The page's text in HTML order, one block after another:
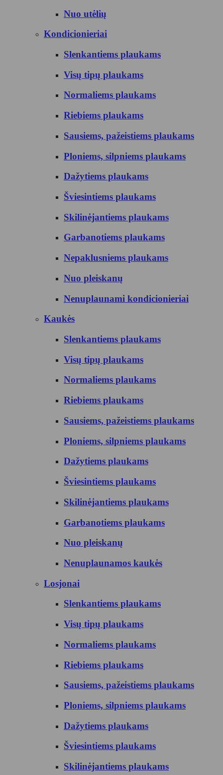
Nuo utėlių
Kondicionieriai
Slenkantiems plaukams
Visų tipų plaukams
Normaliems plaukams
Riebiems plaukams
Sausiems, pažeistiems plaukams
Ploniems, silpniems plaukams
Dažytiems plaukams
Šviesintiems plaukams
Skilinėjantiems plaukams
Garbanotiems plaukams
Nepaklusniems plaukams
Nuo pleiskanų
Nenuplaunami kondicionieriai
Kaukės
Slenkantiems plaukams
Visų tipų plaukams
Normaliems plaukams
Riebiems plaukams
Sausiems, pažeistiems plaukams
Ploniems, silpniems plaukams
Dažytiems plaukams
Šviesintiems plaukams
Skilinėjantiems plaukams
Garbanotiems plaukams
Nuo pleiskanų
Nenuplaunamos kaukės
Losjonai
Slenkantiems plaukams
Visų tipų plaukams
Normaliems plaukams
Riebiems plaukams
Sausiems, pažeistiems plaukams
Ploniems, silpniems plaukams
Dažytiems plaukams
Šviesintiems plaukams
Skilinėjantiems plaukams